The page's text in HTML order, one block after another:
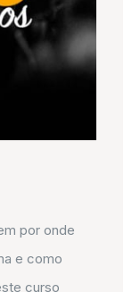
por onde
e como
curso